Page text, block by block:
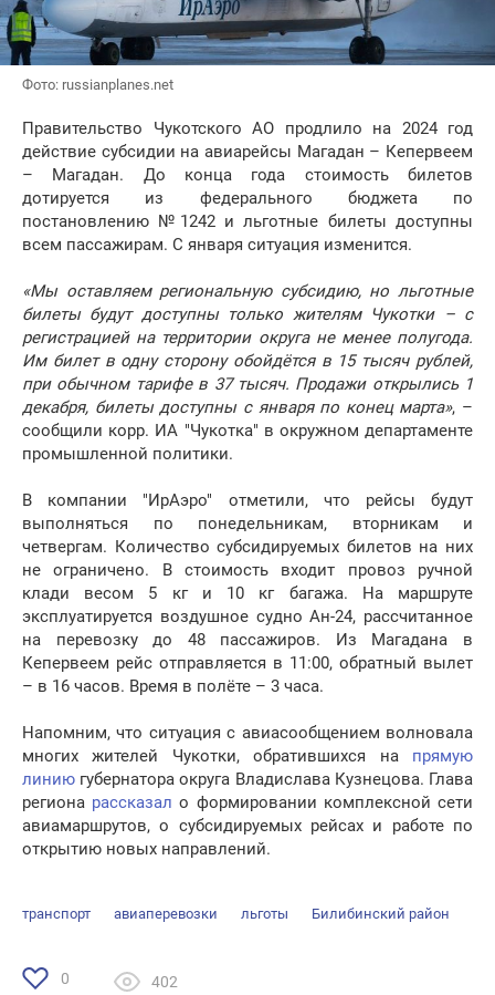
Фото: russianplanes.net
Правительство Чукотского АО продлило на 2024 год
действие субсидии на авиарейсы Магадан – Кепервеем
– Магадан. До конца года стоимость билетов
дотируется из федерального бюджета по
постановлению №1242 и льготные билеты доступны
всем пассажирам. С января ситуация изменится.
«Мы оставляем региональную субсидию, но льготные
билеты будут доступны только жителям Чукотки – с
регистрацией на территории округа не менее полугода.
Им билет в одну сторону обойдётся в 15 тысяч рублей,
при обычном тарифе в 37 тысяч. Продажи открылись 1
декабря, билеты доступны с января по конец марта», –
сообщили корр. ИА "Чукотка" в окружном департаменте
промышленной политики.
В компании "ИрАэро" отметили, что рейсы будут
выполняться по понедельникам, вторникам и
четвергам. Количество субсидируемых билетов на них
не ограничено. В стоимость входит провоз ручной
клади весом 5 кг и 10 кг багажа. На маршруте
эксплуатируется воздушное судно Ан-24, рассчитанное
на перевозку до 48 пассажиров. Из Магадана в
Кепервеем рейс отправляется в 11:00, обратный вылет
– в 16 часов. Время в полёте – 3 часа.
Напомним, что ситуация с авиасообщением волновала
многих жителей Чукотки, обратившихся на прямую
линию губернатора округа Владислава Кузнецова. Глава
региона рассказал о формировании комплексной сети
авиамаршрутов, о субсидируемых рейсах и работе по
открытию новых направлений.
транспорт авиаперевозки льготы Билибинский район
0 402